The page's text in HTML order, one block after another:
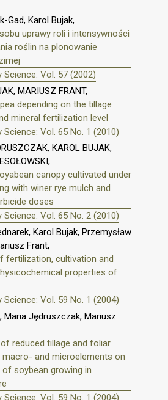
Gad, Karol Bujak,
uprawy roli i intensywności
roślin na plonowanie
Science: Vol. 57 (2002)
MARIUSZ FRANT,
depending on the tillage
mineral fertilization level
Vol. 65 No. 1 (2010)
KAROL BUJAK,
canopy cultivated under
with winer rye mulch and
doses
Vol. 65 No. 2 (2010)
Karol Bujak, Przemysław
Frant,
fertilization, cultivation and
properties of
Vol. 59 No. 1 (2004)
Maria Jędruszczak, Mariusz
reduced tillage and foliar
macro- and microelements on
of soybean growing in
Vol. 59 No. 1 (2004)